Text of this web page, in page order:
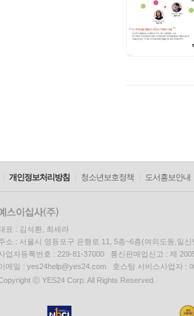
개인정보처리방침 청소년보호정책 도서홍보안내
표 : 김석환, 최세라
소 : 서울시 영등포구 은행로 11, 5층~6층(여의도동,일신
업자등록번호 : 229-81-37000 통신판매업신고 : 제
메일 : yes24help@yes24.com 호스팅 서비스사업자 :
ⓒ YES24 Corp. All Rights Reserved.